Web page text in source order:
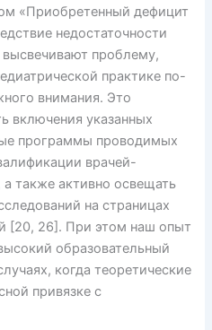
«Приобретенный дефицит
недостаточности
проблему,
практике по-
внимания. Это
включения указанных
программы проводимых
врачей-
а также активно освещать
на страницах
[20, 26]. При этом наш опыт
образовательный
когда теоретические
привязке с